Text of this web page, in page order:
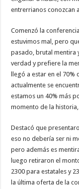
entrerrianos conozcan
Comenzó la
estuvimos mal, pero
pasado, brutal mentira
verdad y prefiere la
llegó a estar en el 70%
actualmente se
estamos un 40% más
momento de la
Destacó que
eso no debería ser ni
pero además es
luego retiraron el
2300 para estatales y
la última oferta de la